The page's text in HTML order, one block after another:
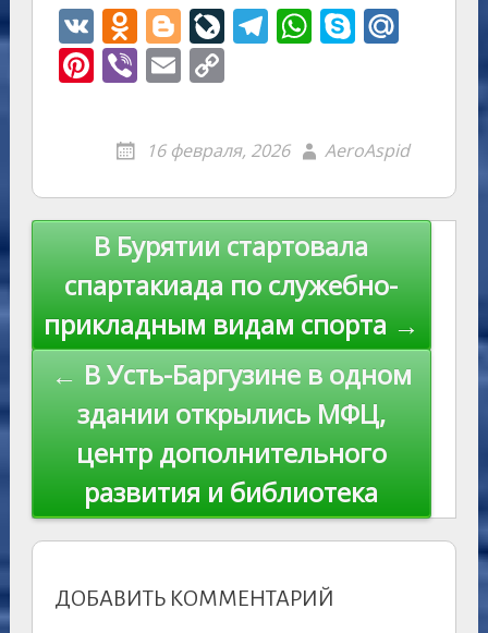
V
K
O
d
n
kl
as
s
ni
ki
Bl
o
g
er
Li
v
eJ
u
r
n
al
T
el
a
m
W
h
A
p
p
S
k
e
M
u
Pi
nt
er
st
Vi
b
er
E
m
l
C
y
Li
n
k
16 февраля, 2026 AeroAspid
Навигация
записям
В Бурятии стартовала
спартакиада по служебно-
прикладным видам спорта →
← В Усть-Баргузине в одном
здании открылись МФЦ,
центр дополнительного
развития и библиотека
ДОБАВИТЬ КОММЕНТАРИЙ